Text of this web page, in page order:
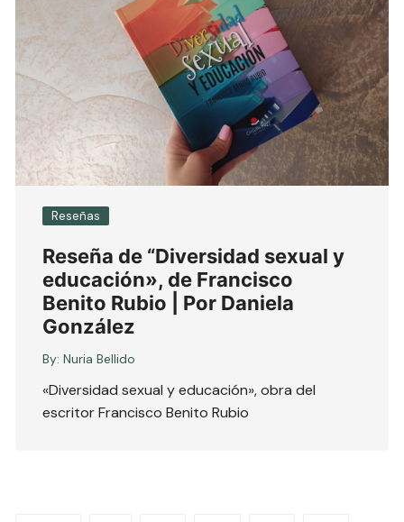
Reseñas
Reseña de “Diversidad sexual y
educación», de Francisco
Benito Rubio | Por Daniela
González
By: Nuria Bellido
«Diversidad sexual y educación», obra del
escritor Francisco Benito Rubio